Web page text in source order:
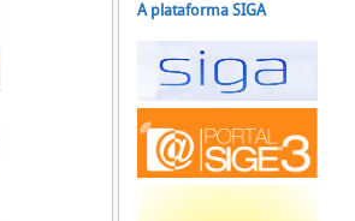
A plataforma SIGA